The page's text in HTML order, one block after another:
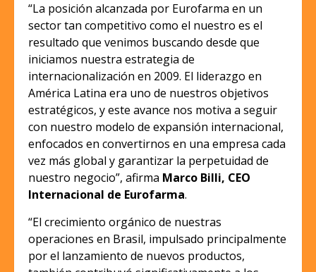
“La posición alcanzada por Eurofarma en un
sector tan competitivo como el nuestro es el
resultado que venimos buscando desde que
iniciamos nuestra estrategia de
internacionalización en 2009. El liderazgo en
América Latina era uno de nuestros objetivos
estratégicos, y este avance nos motiva a seguir
con nuestro modelo de expansión internacional,
enfocados en convertirnos en una empresa cada
vez más global y garantizar la perpetuidad de
nuestro negocio”, afirma Marco Billi, CEO
Internacional de Eurofarma.
“El crecimiento orgánico de nuestras
operaciones en Brasil, impulsado principalmente
por el lanzamiento de nuevos productos,